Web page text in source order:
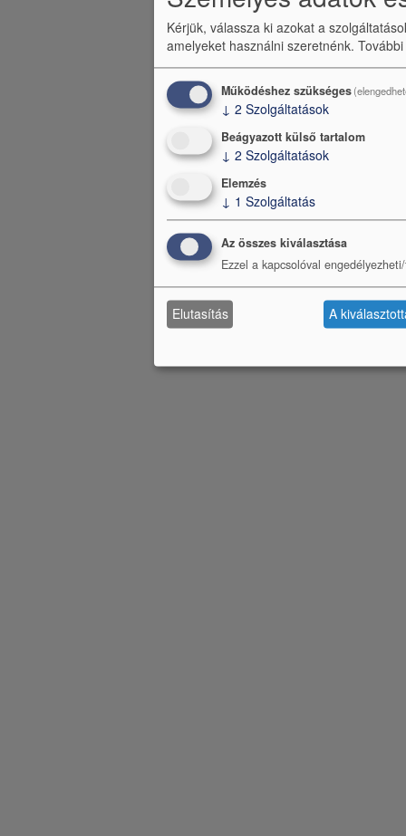
Kérjük, válassza ki azokat a
amelyeket használni szeretnénk.
Működéshez szükséges
↓ 2 Szolgáltatások
Beágyazott külső tartalom
↓ 2 Szolgáltatások
Elemzés
↓ 1 Szolgáltatás
Az összes kiválasztása
Ezzel a kapcsolóval
Elutasítás A